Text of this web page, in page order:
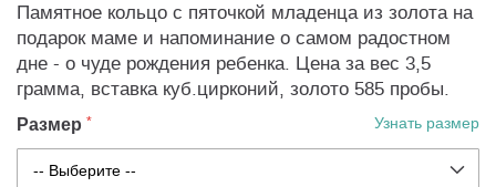
Памятное кольцо с пяточкой младенца из золота на
подарок маме и напоминание о самом радостном
дне - о чуде рождения ребенка. Цена за вес 3,5
грамма, вставка куб.цирконий, золото 585 пробы.
Размер Узнать размер